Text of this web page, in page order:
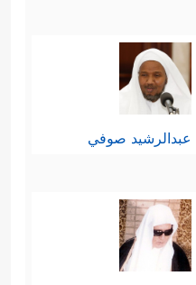
عبدالرشيد صوفي